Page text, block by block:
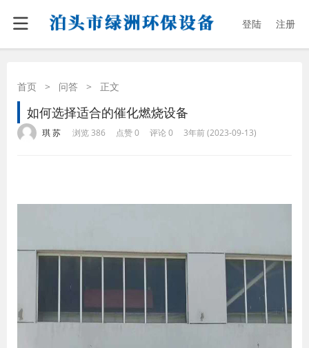
登陆 注册
首页 > 问答 > 正文
如何选择适合的催化燃烧设备
琪 苏 浏览 386 点赞 0 评论 0 3年前 (2023-09-13)